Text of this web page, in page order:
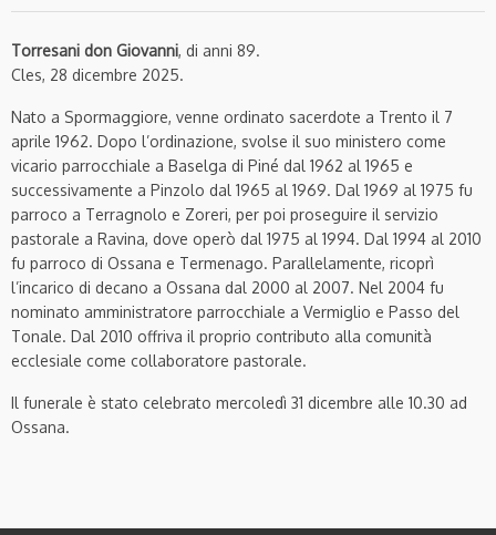
Torresani don Giovanni, di anni 89.
Cles, 28 dicembre 2025.
Nato a Spormaggiore, venne ordinato sacerdote a Trento il 7
aprile 1962. Dopo l’ordinazione, svolse il suo ministero come
vicario parrocchiale a Baselga di Piné dal 1962 al 1965 e
successivamente a Pinzolo dal 1965 al 1969. Dal 1969 al 1975 fu
parroco a Terragnolo e Zoreri, per poi proseguire il servizio
pastorale a Ravina, dove operò dal 1975 al 1994. Dal 1994 al 2010
fu parroco di Ossana e Termenago. Parallelamente, ricoprì
l’incarico di decano a Ossana dal 2000 al 2007. Nel 2004 fu
nominato amministratore parrocchiale a Vermiglio e Passo del
Tonale. Dal 2010 offriva il proprio contributo alla comunità
ecclesiale come collaboratore pastorale.
Il funerale è stato celebrato mercoledì 31 dicembre alle 10.30 ad
Ossana.